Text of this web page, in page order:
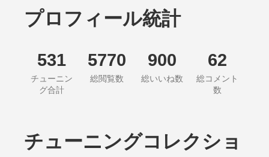
プロフィール統計
531
チューニン
グ合計
5770
総閲覧数
900
総いいね数
62
総コメント
数
チューニングコレクショ